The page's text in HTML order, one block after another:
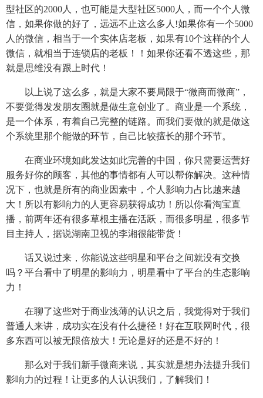
型社区的2000人，也可能是大型社区5000人，而一个个人微
信，如果你做的好了，远远不止这么多人!如果你有一个5000
人的微信，相当于一个实体店老板，如果有10个这样的个人
微信，就相当于连锁店的老板！！如果你还看不透这些，那
就是思维没有跟上时代！
以上说了这么多，就是大家不要局限于“微商而微商”，
不要觉得发发朋友圈就是做生意创业了。商业是一个系统，
是一个体系，有着自己完整的链路。而我们要做的就是做这
个系统里那个能做的环节，自己比较擅长的那个环节。
在商业环境如此发达如此完善的中国，你只需要运营好
服务好你的顾客，其他的事情都有人可以帮你解决。这种情
况下，也就是所有的商业因素中，个人影响力占比越来越
大！所以有影响力的人更容易获得成功！所以你看淘宝直
播，前两年还有很多草根主播在活跃，而很多明星，很多节
目主持人，据说湖南卫视的李湘很能带货！
话又说过来，你能说这些明星和平台之间就没有交换
吗？平台看中了明星的影响力，明星看中了平台的生态影响
力！
在聊了这些对于商业浅薄的认识之后，我觉得对于我们
普通人来讲，成功实在没有什么捷径！好在互联网时代，很
多东西可以被无限倍放大！无论是好的还是不好的！
那么对于我们新手微商来说，其实就是想办法提升我们
影响力的过程！让更多的人认识我们，了解我们！